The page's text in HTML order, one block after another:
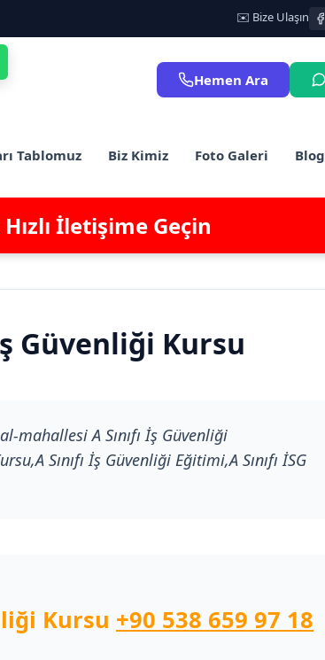
✉️ Bize Ulaşın
Tablomuz Biz Kimiz Foto Galeri Blog
Hemen Ara
İletişime Geçin
Güvenliği Kursu
mahallesi A Sınıfı İş Güvenliği
Sınıfı İş Güvenliği Eğitimi,A Sınıfı İSG
Kursu +90 538 659 97 18